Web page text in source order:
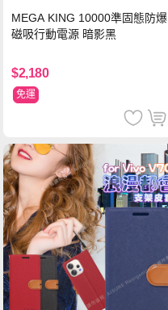
MEGA KING 10000準固態防爆
磁吸行動電源 暗影黑
$2,180
免運